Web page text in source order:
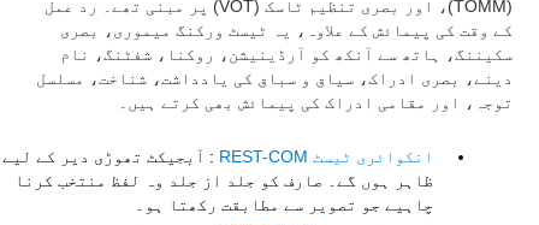
(TOMM)، اور بصری تنظیم ٹاسک (VOT) پر مبنی تھے۔ رد عمل
کے وقت کی پیمائش کے علاوہ، یہ ٹیسٹ ورکنگ میموری، بصری
سکیننگ، ہاتھ سے آنکھ کو آرڈینیشن، روکنا، شفٹنگ، نام
دینے، بصری ادراک، سیاق و سباق کی یادداشت، شناخت، مسلسل
توجہ، اور مقامی ادراک کی پیمائش بھی کرتے ہیں۔
انکوائری ٹیسٹ REST-COM
: آبجیکٹ تھوڑی دیر کے لیے
ظاہر ہوں گے۔ صارف کو جلد از جلد وہ لفظ منتخب کرنا
چاہیے جو تصویر سے مطابقت رکھتا ہو۔